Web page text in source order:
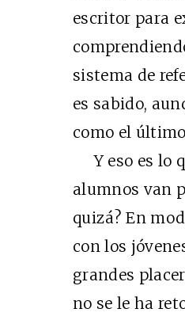
escritor para
sistema de
es sabido,
como el
Y eso es lo
alumnos van
quizá? En
con los
grandes
no se le ha